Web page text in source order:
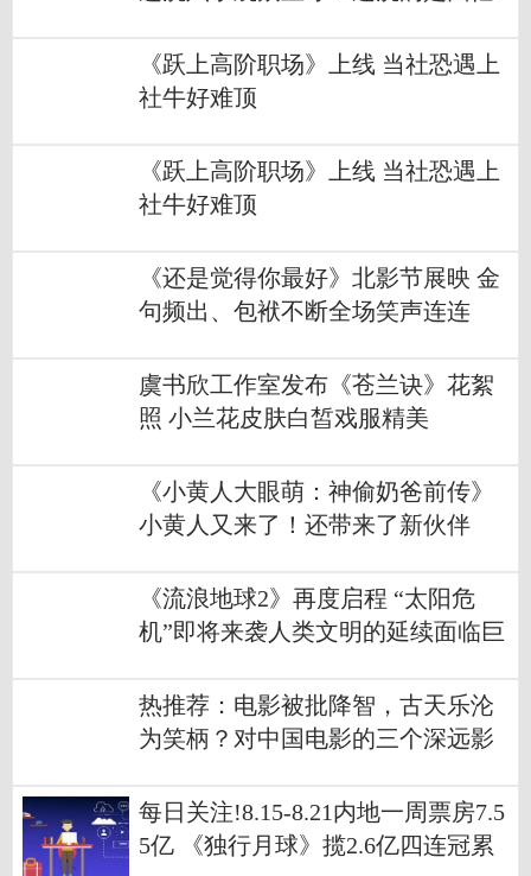
《跃上高阶职场》上线 当社恐遇上
社牛好难顶
《跃上高阶职场》上线 当社恐遇上
社牛好难顶
《还是觉得你最好》北影节展映 金
句频出、包袱不断全场笑声连连
虞书欣工作室发布《苍兰诀》花絮
照 小兰花皮肤白皙戏服精美
《小黄人大眼萌：神偷奶爸前传》
小黄人又来了！还带来了新伙伴
《流浪地球2》再度启程 “太阳危
机”即将来袭人类文明的延续面临巨
热推荐：电影被批降智，古天乐沦
为笑柄？对中国电影的三个深远影
每日关注!8.15-8.21内地一周票房7.5
5亿 《独行月球》揽2.6亿四连冠累